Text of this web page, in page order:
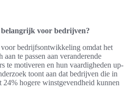
voor bedrijven?
voor bedrijfsontwikkeling omdat het
aan te passen aan veranderende
te motiveren en hun vaardigheden up-
toont aan dat bedrijven die in
24% hogere winstgevendheid kunnen